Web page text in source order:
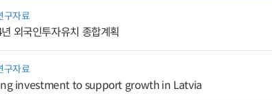
구자료
외국인투자유치 종합계획
구자료
investment to support growth in Latvia